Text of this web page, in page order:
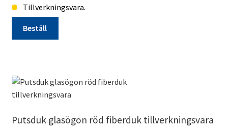
Tillverkningsvara.
Beställ
tillverkningsvara
mängd
Putsduk glasögon röd fiberduk tillverkningsvara